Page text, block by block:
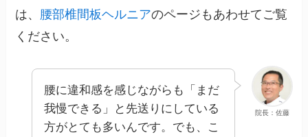
は、 腰部椎間板ヘルニアのページもあわせてご覧
ください。
院長：佐藤
腰に違和感を感じながらも「まだ
我慢できる」と先送りにしている
方がとても多いんです。でも、こ